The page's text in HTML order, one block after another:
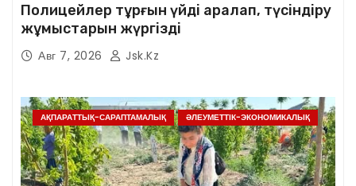
Полицейлер тұрғын үйді аралап, түсіндіру
жұмыстарын жүргізді
Авг 7, 2026 Jsk.kz
АҚПАРАТТЫҚ-САРАПТАМАЛЫҚ ӘЛЕУМЕТТІК-ЭКОНОМИКАЛЫҚ